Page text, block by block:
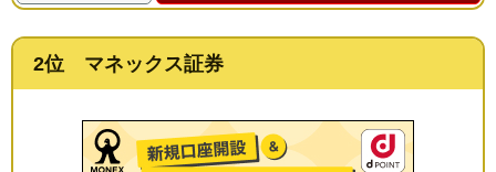
2位 マネックス証券